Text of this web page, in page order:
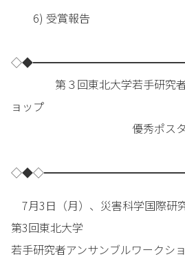
6) 受賞報告
第３回東北大学若手研究者
ョップ
優秀ポスター
7月3日（月）、災害科学国際研
第3回東北大学
若手研究者アンサンブルワークシ